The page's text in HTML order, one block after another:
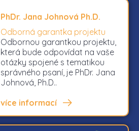
PhDr. Jana Johnová Ph.D.
Odborná garantka projektu
Odbornou garantkou projektu,
která bude odpovídat na vaše
otázky spojené s tematikou
správného psaní, je PhDr. Jana
Johnová, Ph.D..
více informací